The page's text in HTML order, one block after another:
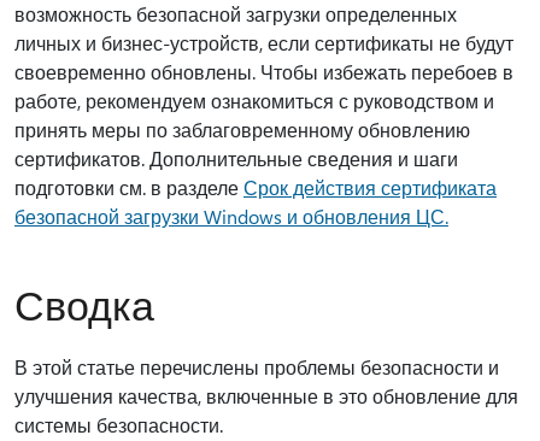
возможность безопасной загрузки определенных
личных и бизнес-устройств, если сертификаты не будут
своевременно обновлены. Чтобы избежать перебоев в
работе, рекомендуем ознакомиться с руководством и
принять меры по заблаговременному обновлению
сертификатов. Дополнительные сведения и шаги
подготовки см. в разделеСрок действия сертификата
безопасной загрузки Windows и обновления ЦС.
Сводка
В этой статье перечислены проблемы безопасности и
улучшения качества, включенные в это обновление для
системы безопасности.